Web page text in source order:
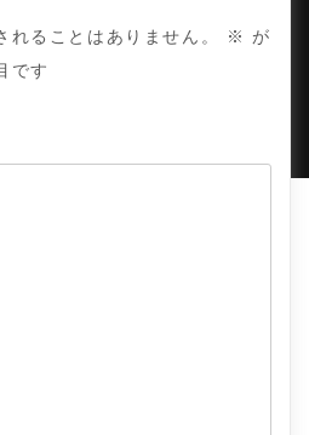
れることはありません。 ※
が
です
WORDPRESS